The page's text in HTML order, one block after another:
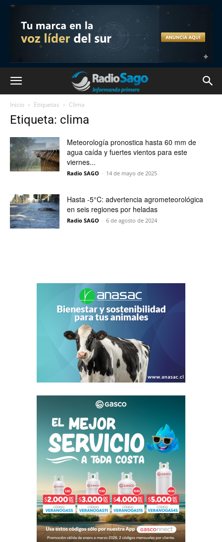
Inicio Etiquetas Clima
Etiqueta: clima
Meteorología pronostica hasta 60 mm de
agua caída y fuertes vientos para este
viernes...
Radio SAGO - 14 de mayo de 2025
Hasta -5°C: advertencia agrometeorológica
en seis regiones por heladas
Radio SAGO - 6 de agosto de 2024